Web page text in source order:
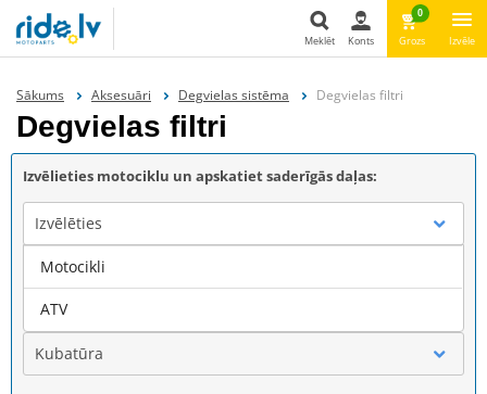
Meklēt
Meklēt Konts
0
Grozs Izvēle
Sākums Aksesuāri Degvielas sistēma Degvielas filtri
Degvielas filtri
Izvēlieties motociklu un apskatiet saderīgās daļas:
Izvēlēties
Marka
Kubatūra
Motocikli
ATV